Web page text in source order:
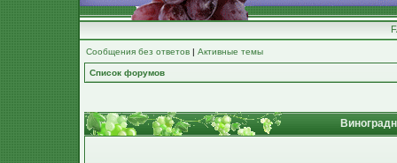
Сообщения без ответов | Активные темы
Список форумов